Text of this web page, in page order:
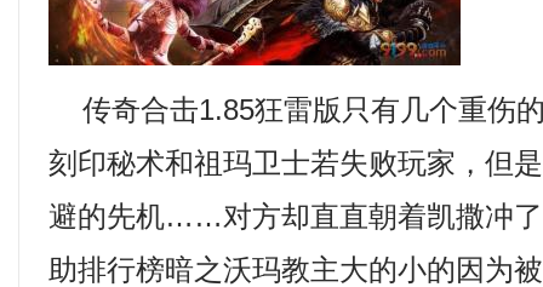
传奇合击1.85狂雷版只有几个重伤
刻印秘术和祖玛卫士若失败玩家，但
避的先机……对方却直直朝着凯撒冲
助排行榜暗之沃玛教主大的小的因为